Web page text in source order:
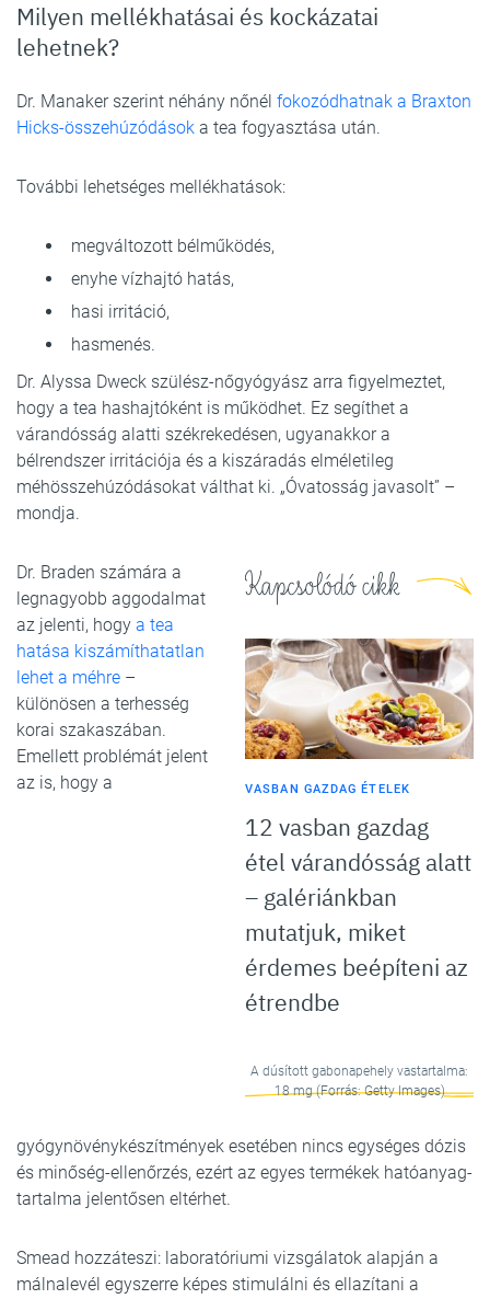
Milyen mellékhatásai és kockázatai
lehetnek?
Dr. Manaker szerint néhány nőnél fokozódhatnak a Braxton
Hicks-összehúzódások a tea fogyasztása után.
További lehetséges mellékhatások:
megváltozott bélműködés,
enyhe vízhajtó hatás,
hasi irritáció,
hasmenés.
Dr. Alyssa Dweck szülész-nőgyógyász arra figyelmeztet,
hogy a tea hashajtóként is működhet. Ez segíthet a
várandósság alatti székrekedésen, ugyanakkor a
bélrendszer irritációja és a kiszáradás elméletileg
méhösszehúzódásokat válthat ki. „Óvatosság javasolt” –
mondja.
Kapcsolódó cikk
VASBAN GAZDAG ÉTELEK
12 vasban gazdag
étel várandósság alatt
– galériánkban
mutatjuk, miket
érdemes beépíteni az
étrendbe
A dúsított gabonapehely vastartalma:
18 mg (Forrás: Getty Images)
Dr. Braden számára a
legnagyobb aggodalmat
az jelenti, hogy a tea
hatása kiszámíthatatlan
lehet a méhre –
különösen a terhesség
korai szakaszában.
Emellett problémát jelent
az is, hogy a
gyógynövénykészítmények esetében nincs egységes dózis
és minőség-ellenőrzés, ezért az egyes termékek hatóanyag-
tartalma jelentősen eltérhet.
Smead hozzáteszi: laboratóriumi vizsgálatok alapján a
málnalevél egyszerre képes stimulálni és ellazítani a